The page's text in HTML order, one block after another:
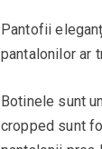
Pantofii
pantalonilor ar
Botinele sunt
cropped sunt